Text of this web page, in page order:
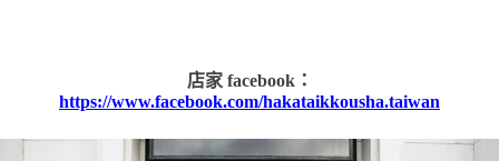
店家 facebook：
https://www.facebook.com/hakataikkousha.taiwan